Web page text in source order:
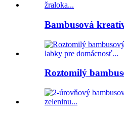
Bambusová
Roztomilý